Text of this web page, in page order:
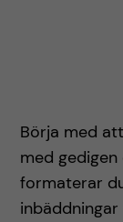
Börja med
med
formaterar